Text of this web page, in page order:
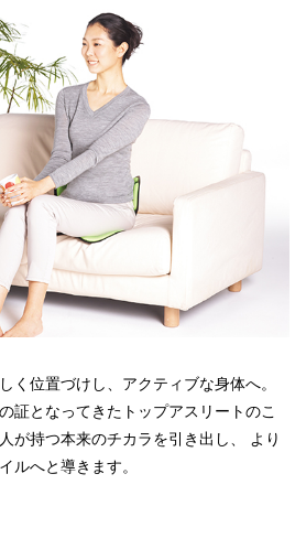
く位置づけし、アクティブな身体へ。
証となってきたトップアスリートのこ
が持つ本来のチカラを引き出し、 より
ルへと導きます。